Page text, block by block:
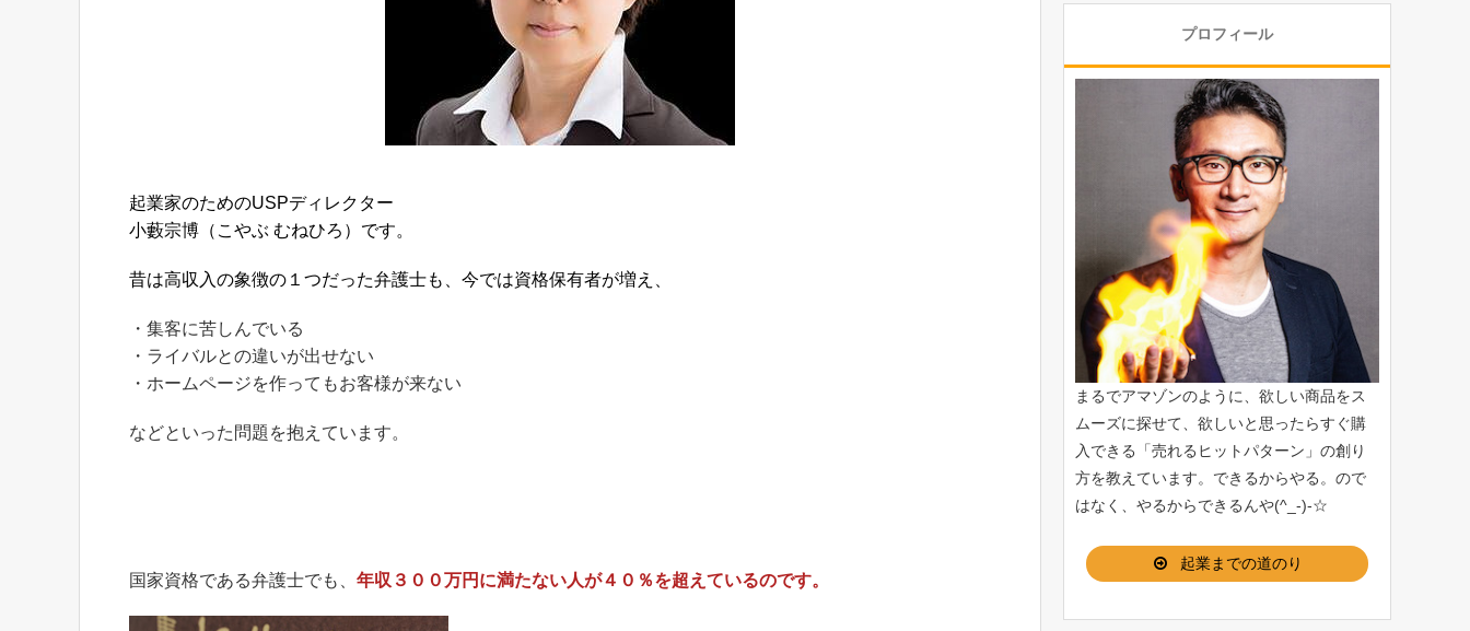
起業家のためのUSPディレクター
小藪宗博（こやぶ むねひろ）です。
昔は高収入の象徴の１つだった弁護士も、今では資格保有者が増え、
・集客に苦しんでいる
・ライバルとの違いが出せない
・ホームページを作ってもお客様が来ない
などといった問題を抱えています。
国家資格である弁護士でも、 年収３００万円に満たない人が４０％を超えているのです。
プロフィール
まるでアマゾンのように、欲しい商品をス
ムーズに探せて、欲しいと思ったらすぐ購
入できる「売れるヒットパターン 」の創り
方を教えています。できるからやる。ので
はなく、やるからできるんや(^_-)-☆
起業までの道のり